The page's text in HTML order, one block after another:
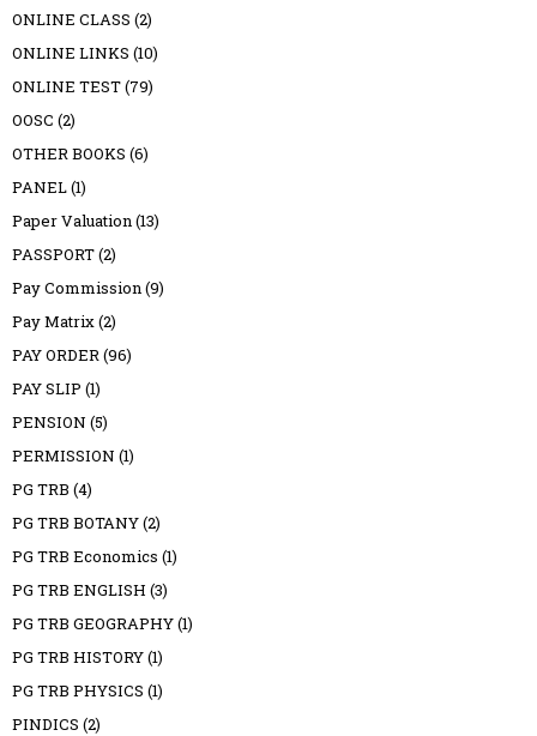
ONLINE CLASS (2)
ONLINE LINKS (10)
ONLINE TEST(79)
OOSC (2)
OTHER BOOKS (6)
PANEL(1)
Paper Valuation(13)
PASSPORT(2)
Pay Commission(9)
Pay Matrix(2)
PAY ORDER(96)
PAY SLIP (1)
PENSION (5)
PERMISSION (1)
PG TRB (4)
PG TRB BOTANY(2)
PG TRB Economics (1)
PG TRB ENGLISH (3)
PG TRB GEOGRAPHY(1)
PG TRB HISTORY(1)
PG TRB PHYSICS (1)
PINDICS (2)